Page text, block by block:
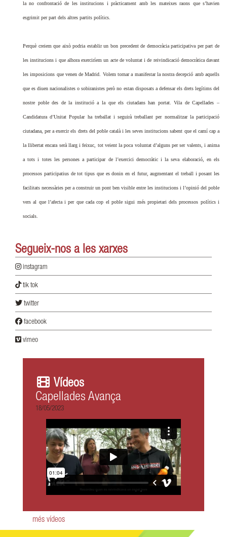
la no confrontació de les institucions i pràcticament amb les mateixes raons que s’havien
esgrimit per part dels altres partits polítics.
Perquè creiem que això podria establir un bon precedent de democràcia participativa per part de
les institucions i que alhora exerciríem un acte de voluntat i de reivindicació democràtica davant
les imposicions que venen de Madrid. Volem tornar a manifestar la nostra decepció amb aquells
que es diuen nacionalistes o sobiranistes però no estan disposats a defensar els drets legítims del
nostre poble des de la institució a la que els ciutadans han portat. Vila de Capellades –
Candidatura d’Unitat Popular ha treballat i seguirà treballant per normalitzar la participació
ciutadana, per a exercir els drets del poble català i les seves institucions sabent que el camí cap a
la llibertat encara serà llarg i feixuc, tot veient la poca voluntat d’alguns per ser valents, i anima
a tots i totes les persones a participar de l’exercici democràtic i la seva elaboració, en els
processos participatius de tot tipus que es donin en el futur, augmentant el treball i posant les
facilitats necessàries per a construir un pont ben visible entre les institucions i l’opinió del poble
vers al que l’afecta i per que cada cop el poble sigui més propietari dels processos polítics i
socials.
Segueix-nos a les xarxes
instagram
tik tok
twitter
facebook
vimeo
Vídeos
Capellades Avança
18/05/2023
més vídeos